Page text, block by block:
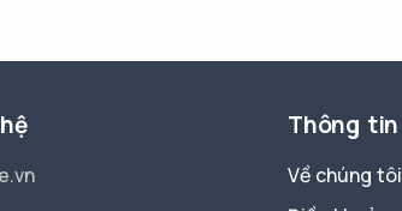
Thông tin
Về chúng tôi